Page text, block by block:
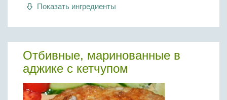
Бобовые
Показать ингредиенты
Отбивные, маринованные в
аджике с кетчупом